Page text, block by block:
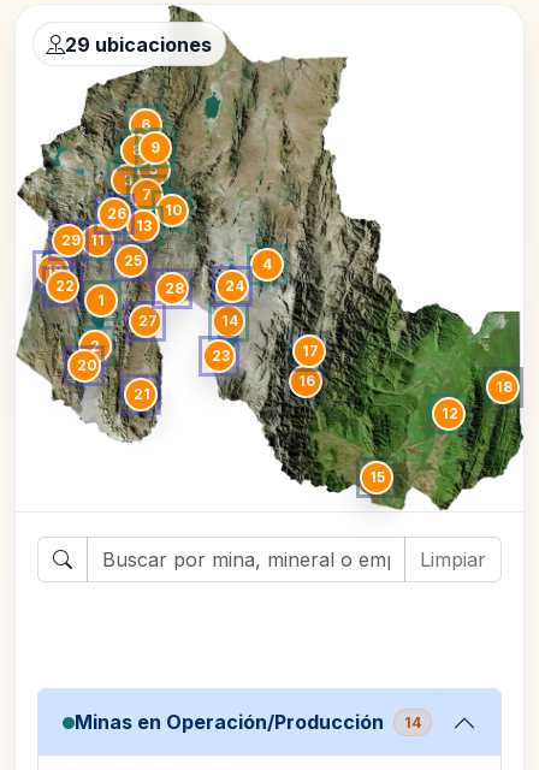
1
2
3
4
5
6
7
8 9
10
11
12
13
14
15
16
17
18
19
20
21
22
23
24
25
26
27
28
29
29 ubicaciones
Limpiar
Minas en Operación/Producción 14